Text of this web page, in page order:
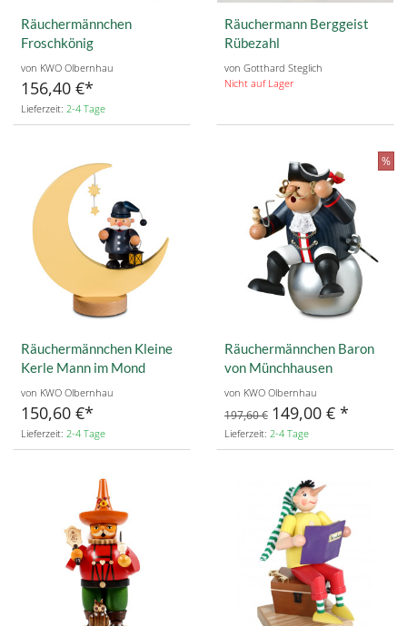
Räuchermännchen
Froschkönig
von KWO Olbernhau
156,40 €
Lieferzeit: 2-4 Tage
Räuchermann Berggeist
Rübezahl
von Gotthard Steglich
Nicht auf Lager
Räuchermännchen Kleine
Kerle Mann im Mond
von KWO Olbernhau
150,60 €
Lieferzeit: 2-4 Tage
%
Räuchermännchen Baron
von Münchhausen
von KWO Olbernhau
197,60 € 149,00 €
Lieferzeit: 2-4 Tage